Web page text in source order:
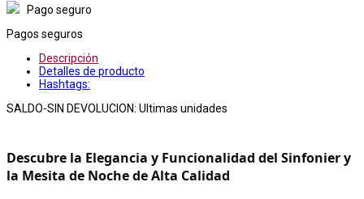
Pago seguro
Pagos seguros
Descripción
Detalles de producto
Hashtags:
SALDO-SIN DEVOLUCION: Ultimas unidades
Descubre la Elegancia y Funcionalidad del Sinfonier y
la Mesita de Noche de Alta Calidad